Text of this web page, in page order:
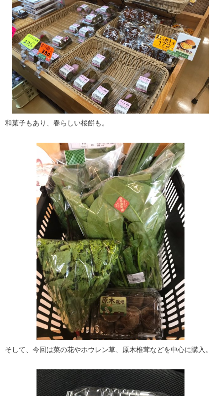
和菓子もあり、春らしい桜餅も。
そして、今回は菜の花やホウレン草、原木椎茸などを中心に購入。